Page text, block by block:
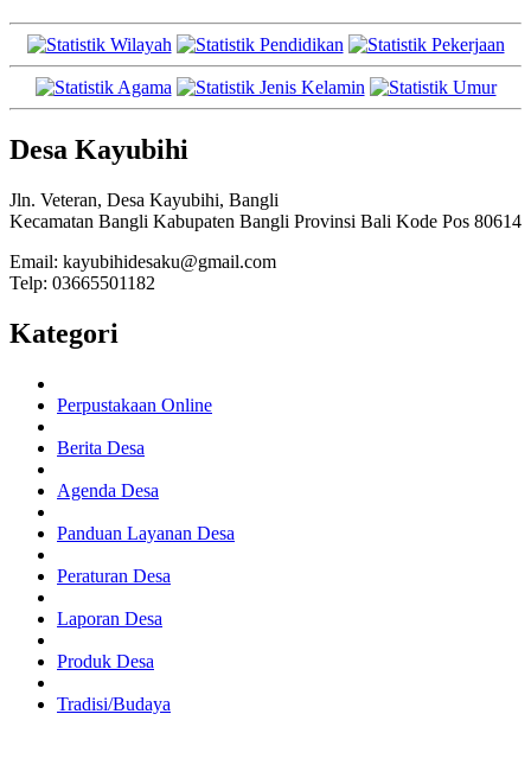
Desa Kayubihi
Jln. Veteran, Desa Kayubihi, Bangli
Kecamatan Bangli Kabupaten Bangli Provinsi Bali Kode Pos 80614
Email: kayubihidesaku@gmail.com
Telp: 03665501182
Kategori
Perpustakaan Online
Berita Desa
Agenda Desa
Panduan Layanan Desa
Peraturan Desa
Laporan Desa
Produk Desa
Tradisi/Budaya